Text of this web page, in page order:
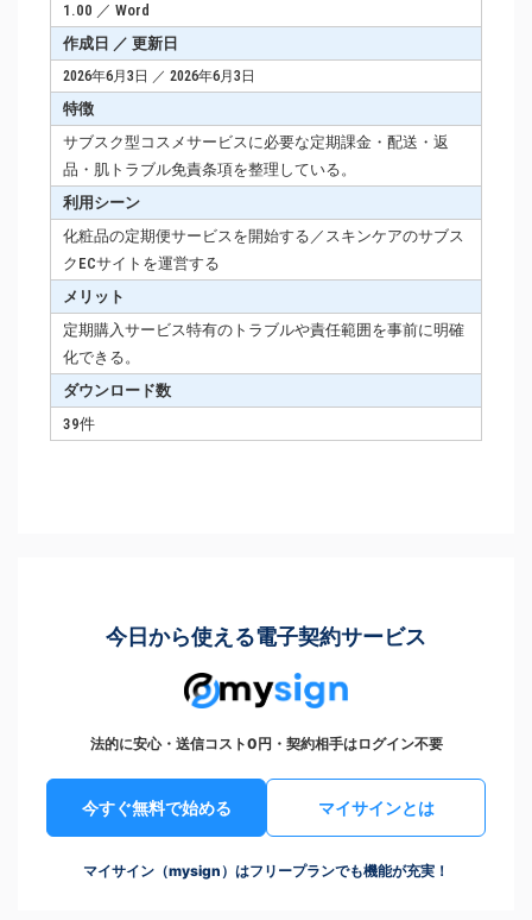
1.00 ／ Word
作成日 ／ 更新日
2026年6月3日 ／ 2026年6月3日
特徴
サブスク型コスメサービスに必要な定期課金・配送・返
品・肌トラブル免責条項を整理している。
利用シーン
化粧品の定期便サービスを開始する／スキンケアのサブス
クECサイトを運営する
メリット
定期購入サービス特有のトラブルや責任範囲を事前に明確
化できる。
ダウンロード数
39件
今日から使える電子契約サービス
法的に安心・送信コスト0円・契約相手はログイン不要
今すぐ無料で始める マイサインとは
マイサイン（mysign）はフリープランでも機能が充実！